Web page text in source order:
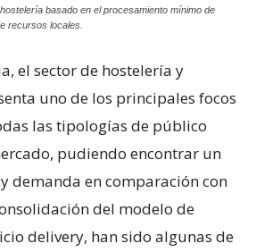
basado en el procesamiento mínimo de
recursos locales.
el sector de hostelería y
uno de los principales focos
las tipologías de público
pudiendo encontrar un
demanda en comparación con
del modelo de
delivery, han sido algunas de